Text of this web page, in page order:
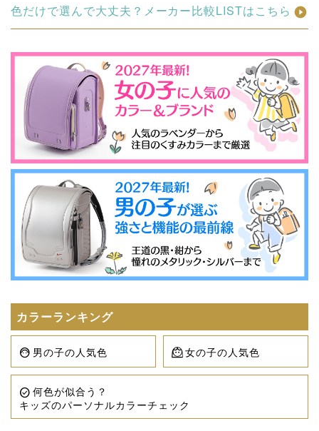
色だけで選んで大丈夫？メーカー比較LISTはこちら
カラーランキング
face_6 男の子の人気色 face_3女の子の人気色
check_circle 何色が似合う？
キッズのパーソナルカラーチェック